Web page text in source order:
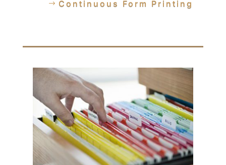
Continuous Form Printing